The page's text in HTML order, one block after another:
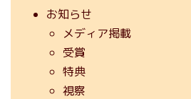
お知らせ
メディア掲載
受賞
特典
視察